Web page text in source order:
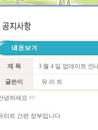
제 목 3 월 4 일 업데이트 안
글쓴이 유 리 트
녕하세요 ^^
리트 간편 장부입니다